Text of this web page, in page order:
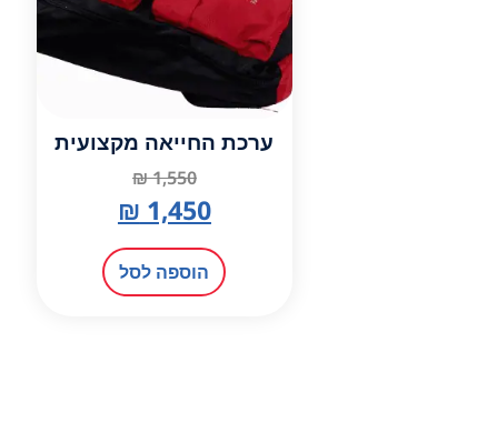
ערכת החייאה מקצועית
₪1,550
₪ 1,450
הוספה לסל